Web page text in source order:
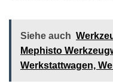
Siehe auch
Mephisto
Werkstattwagen,